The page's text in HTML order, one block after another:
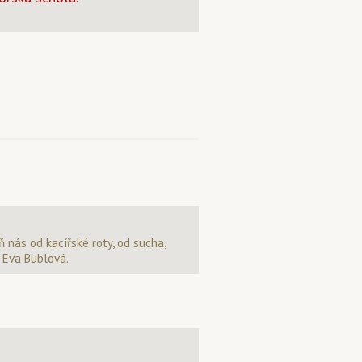
od kacířské roty, od sucha,
Bublová.